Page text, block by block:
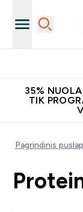
35%
TIK
Pagrindinis